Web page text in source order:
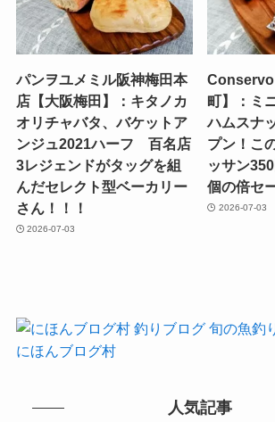
パンヲユメミル阪神梅田本
店【大阪梅田】：キタノカ
オリチャバタ、バケットア
ンジュ2021ハーフ 百名店
3レジェンドがタッグを組
んだセレクト型ベーカリー
さん！！！
2026-07-03
Conservo
町】：ミ
ハムスナ
プン！こ
ッサン
個の倍セ
2026-07-03
にほんブログ村
人気記事